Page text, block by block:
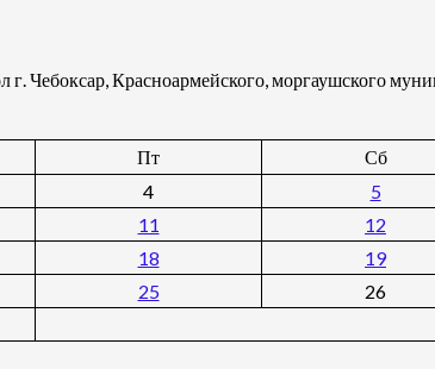
Чебоксар, Красноармейского, моргаушского
Пт Сб
4 5
11 12
18 19
25 26